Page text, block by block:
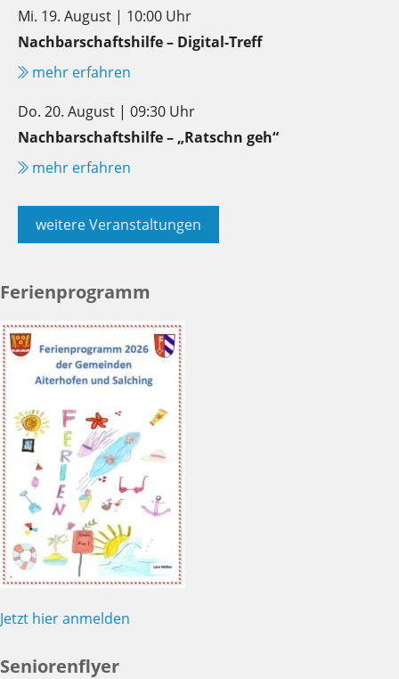
Mi. 19. August | 10:00 Uhr
Nachbarschaftshilfe – Digital-Treff
mehr erfahren
Do. 20. August | 09:30 Uhr
Nachbarschaftshilfe – „Ratschn geh“
mehr erfahren
weitere Veranstaltungen
Ferienprogramm
Jetzt hier anmelden
Seniorenflyer